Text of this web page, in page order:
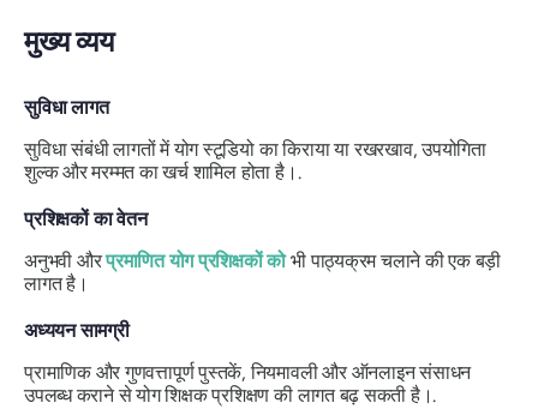
मुख्य व्यय
सुविधा लागत
सुविधा संबंधी लागतों में योग स्टूडियो का किराया या रखरखाव, उपयोगिता
शुल्क और मरम्मत का खर्च शामिल होता है।.
प्रशिक्षकों का वेतन
अनुभवी औरप्रमाणित योग प्रशिक्षकों कोभी पाठ्यक्रम चलाने की एक बड़ी
लागत है।
अध्ययन सामग्री
प्रामाणिक और गुणवत्तापूर्ण पुस्तकें, नियमावली और ऑनलाइन संसाधन
उपलब्ध कराने से योग शिक्षक प्रशिक्षण की लागत बढ़ सकती है।.